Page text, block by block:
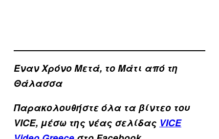
Έναν Χρόνο Μετά, το Μάτι από τη
Θάλασσα
Παρακολουθήστε όλα τα βίντεo του
VICE, μέσω της νέας σελίδας VICE